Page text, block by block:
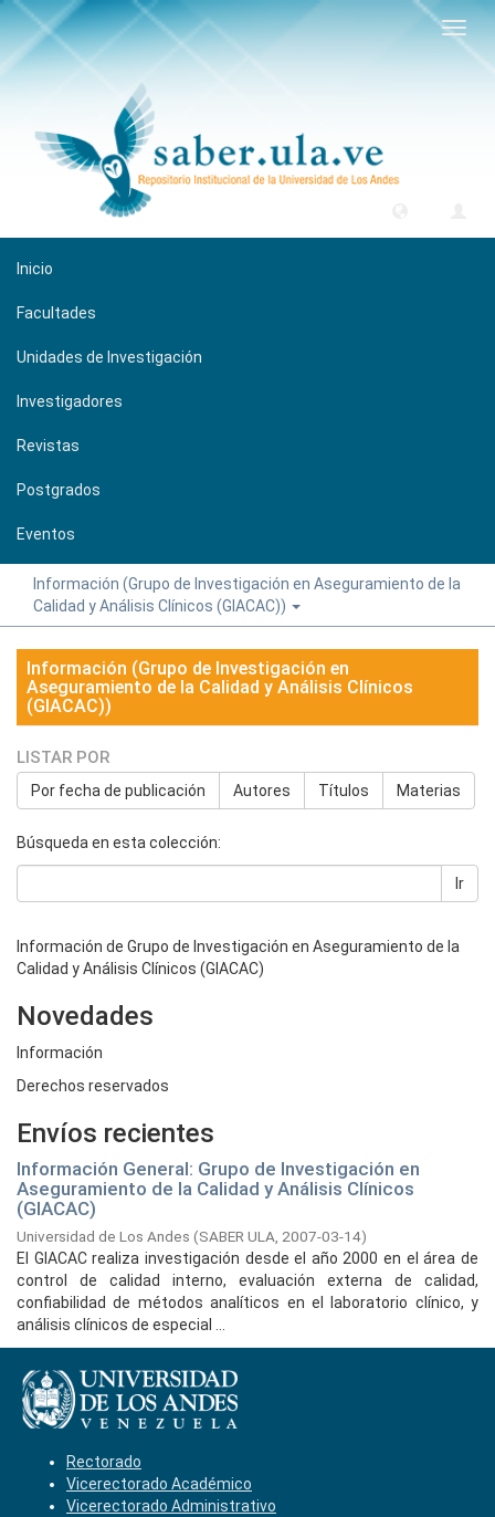
Inicio
Facultades
Unidades de Investigación
Investigadores
Revistas
Postgrados
Eventos
Información (Grupo de Investigación en Aseguramiento de la
Calidad y Análisis Clínicos (GIACAC))
Información (Grupo de Investigación en
Aseguramiento de la Calidad y Análisis Clínicos
(GIACAC))
LISTAR POR
Por fecha de publicación Autores Títulos Materias
Búsqueda en esta colección:
Ir
Información de Grupo de Investigación en Aseguramiento de la
Calidad y Análisis Clínicos (GIACAC)
Novedades
Información
Derechos reservados
Envíos recientes
Información General: Grupo de Investigación en
Aseguramiento de la Calidad y Análisis Clínicos
(GIACAC)
Universidad de Los Andes (SABER ULA, 2007-03-14)
El GIACAC realiza investigación desde el año 2000 en el área de
control de calidad interno, evaluación externa de calidad,
confiabilidad de métodos analíticos en el laboratorio clínico, y
análisis clínicos de especial ...
Rectorado
Vicerectorado Académico
Vicerectorado Administrativo